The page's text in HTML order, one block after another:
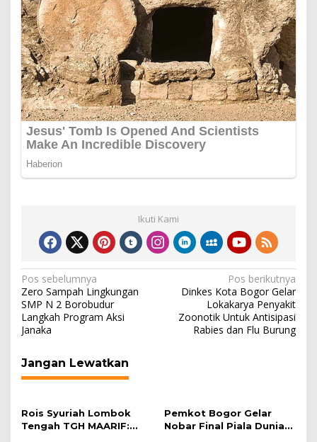
Ikuti Kami
Navigasi
pos
Pos sebelumnya
Zero Sampah Lingkungan
SMP N 2 Borobudur
Langkah Program Aksi
Janaka
Pos berikutnya
Dinkes Kota Bogor Gelar
Lokakarya Penyakit
Zoonotik Untuk Antisipasi
Rabies dan Flu Burung
Jangan Lewatkan
Rois Syuriah Lombok
Tengah TGH MAARIF:
Pemkot Bogor Gelar
Nobar Final Piala Dunia